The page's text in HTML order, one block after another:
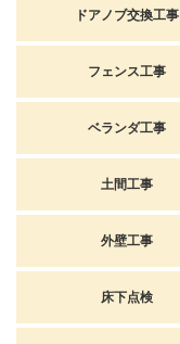
ドアノブ交換工事
フェンス工事
ベランダ工事
土間工事
外壁工事
床下点検